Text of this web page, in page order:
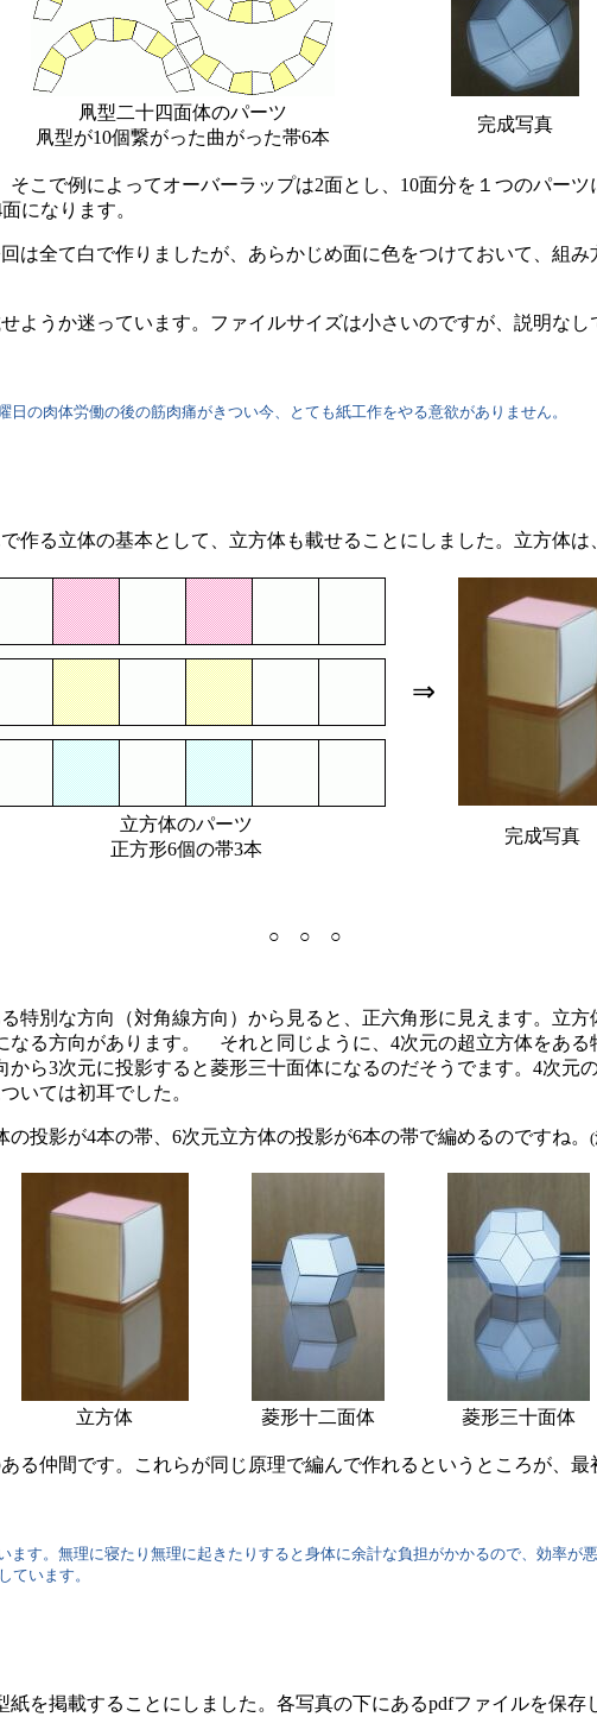
凧型二十四面体のパーツ
凧型が10個繋がった曲がった帯6本
完成写真
こで例によってオーバーラップは2面とし、10面分を１つのパー
になります。
全て白で作りましたが、あらかじめ面に色をつけておいて、組
うか迷っています。ファイルサイズは小さいのですが、説明な
の肉体労働の後の筋肉痛がきつい今、とても紙工作をやる意欲がありません。
る立体の基本として、立方体も載せることにしました。立方体は
⇒
立方体のパーツ
正方形6個の帯3本
完成写真
○ ○ ○
別な方向（対角線方向）から見ると、正六角形に見えます。立
なる方向があります。 それと同じように、4次元の超立方体をあ
ら3次元に投影すると菱形三十面体になるのだそうでます。4次元
いては初耳でした。
投影が4本の帯、6次元立方体の投影が6本の帯で編めるのですね。
立方体 菱形十二面体 菱形三十面体
る仲間です。これらが同じ原理で編んで作れるというところが、
す。無理に寝たり無理に起きたりすると身体に余計な負担がかかるので、効率が
ています。
を掲載することにしました。各写真の下にあるpdfファイルを保